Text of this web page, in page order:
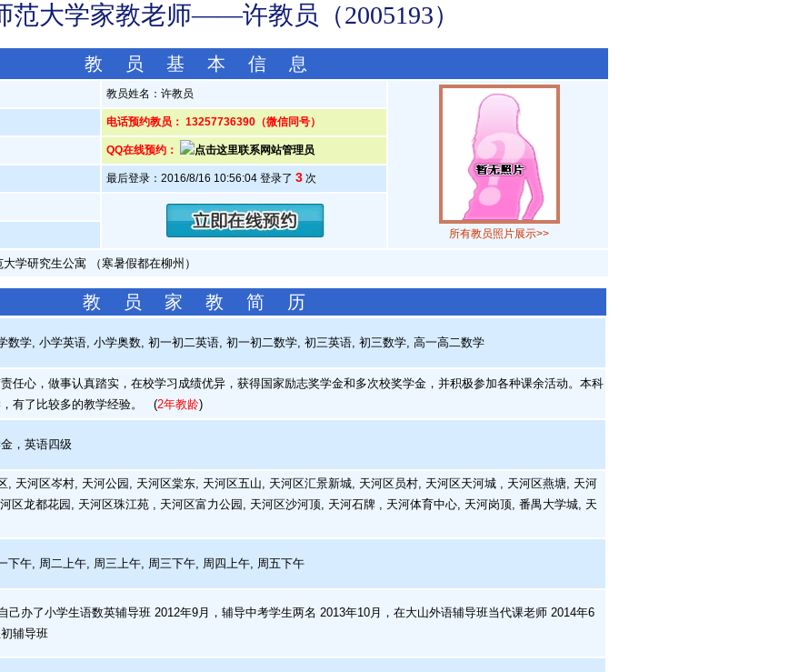
范大学家教老师——许教员（2005193）
教 员 基 本 信 息
教员姓名：许教员
所有教员照片展示>>
电话预约教员： 13257736390（微信同号）
QQ在线预约：
最后登录：2016/8/16 10:56:04 登录了 3次
学研究生公寓 （寒暑假都在柳州）
教 员 家 教 简 历
数学, 小学英语, 小学奥数, 初一初二英语, 初一初二数学, 初三英语, 初三数学, 高一高二数学
任心，做事认真踏实，在校学习成绩优异，获得国家励志奖学金和多次校奖学金，并积极参加各种课余活动。本科
有了比较多的教学经验。
(2年教龄)
，英语四级
, 天河区岑村, 天河公园, 天河区棠东, 天河区五山, 天河区汇景新城, 天河区员村, 天河区天河城 , 天河区燕塘, 天河
区龙都花园, 天河区珠江苑 , 天河区富力公园, 天河区沙河顶, 天河石牌 , 天河体育中心, 天河岗顶, 番禺大学城, 天
下午, 周二上午, 周三上午, 周三下午, 周四上午, 周五下午
己办了小学生语数英辅导班 2012年9月，辅导中考学生两名 2013年10月，在大山外语辅导班当代课老师 2014年6
辅导班